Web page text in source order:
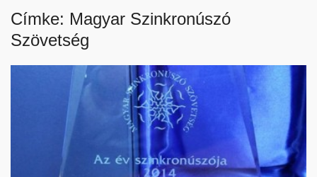
Címke: Magyar Szinkronúszó
Szövetség